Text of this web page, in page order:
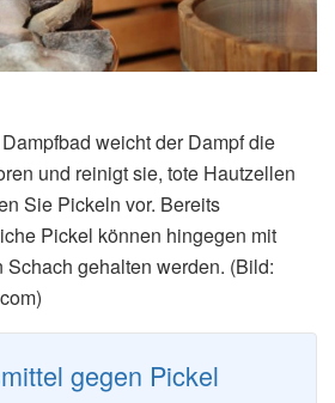
weicht der Dampf die
und reinigt sie, tote Hautzellen
Sie Pickeln vor. Bereits
Pickel können hingegen mit
gehalten werden. (Bild:
gegen Pickel